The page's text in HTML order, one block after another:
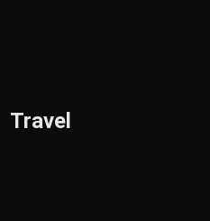
Travel